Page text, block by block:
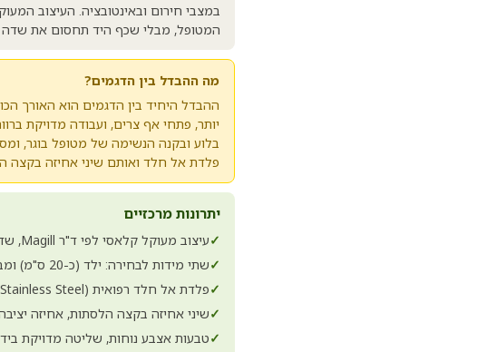
במצבי חירום ובאינטובציה. העיצוב
המטופל, מבלי שכף היד תחסום את שדה
מה ההבדל בין הדגמים?
בלוע ובקנה הנשימה של מטופל בוגר,
פלדת אל חלד ואותם שיני אחיזה בקצה
יתרונות מרכזיים
✓עיצוב מעוקל קלאסי לפי ד"ר Magill, שדה ראייה פתוח במהלך השימוש
✓שתי מידות לבחירה: ילד (כ-20 ס"מ) ומבוגר (כ-25 ס"מ)
✓פלדת אל חלד רפואית (Stainless Steel) באיכות גבוהה
✓שיני אחיזה בקצה הלסתות, אחיזה
✓טבעות אצבע נוחות, שליטה מדויקת